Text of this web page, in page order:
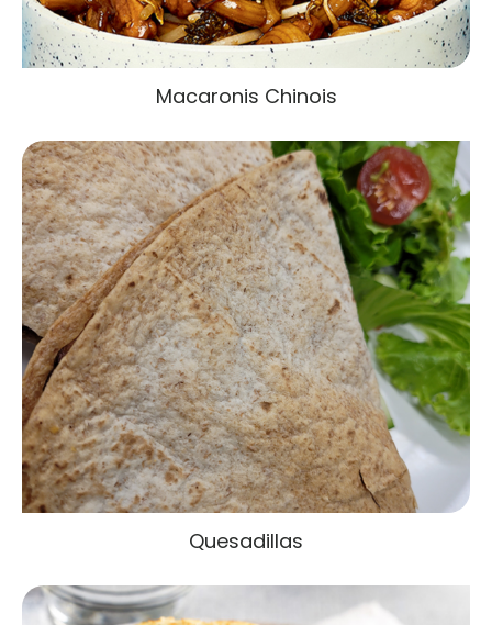
Macaronis Chinois
Quesadillas